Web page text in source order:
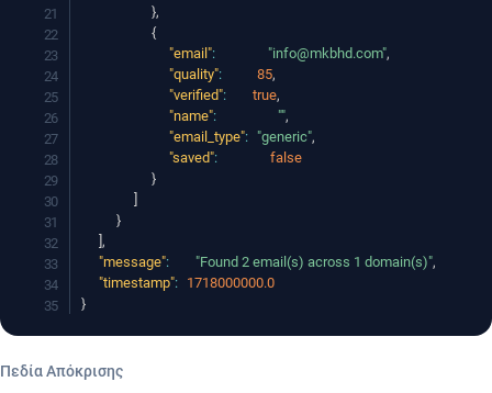
},
{
"email": "info@mkbhd.com",
"quality": 85,
"verified": true,
"name": "",
"email_type": "generic",
"saved":
false
}
}
,
"message": "Found 2 email(s) across 1 domain(s)",
"timestamp": 1718000000.0
}
Πεδία Απόκρισης